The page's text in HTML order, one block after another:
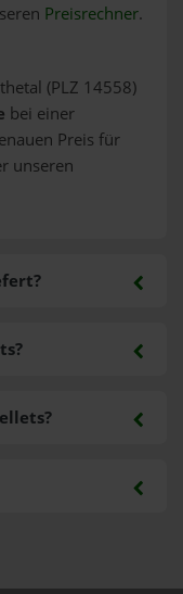
Preisrechner.
(PLZ 14558)
bei einer
Preis für
unseren